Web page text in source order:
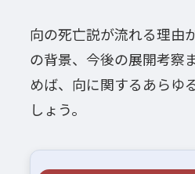
向の死亡説が流れる理由
の背景、今後の展開考察
めば、向に関するあらゆ
しょう。